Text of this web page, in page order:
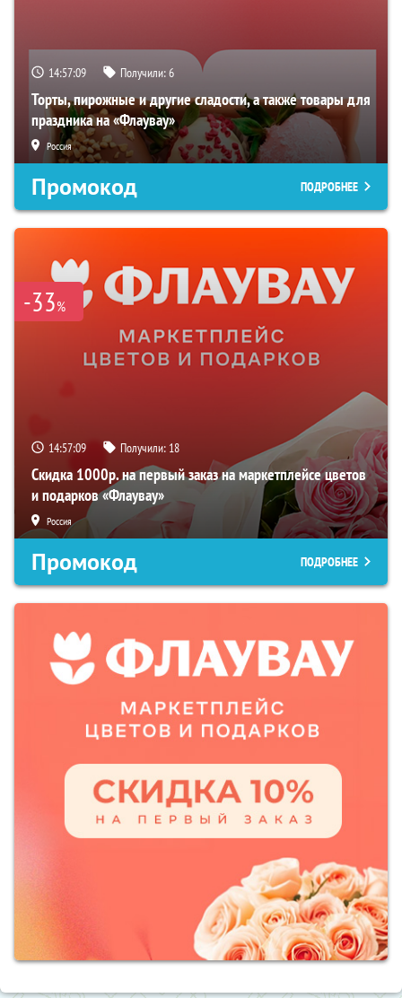
14:57:08 Получили:6
Торты, пирожные и другие сладости, а также товары для
праздника на «Флаувау»
Россия
Промокод ПОДРОБНЕЕ
-33%
14:57:08 Получили: 18
Скидка 1000р. на первый заказ на маркетплейсе цветов
и подарков «Флаувау»
Россия
Промокод ПОДРОБНЕЕ